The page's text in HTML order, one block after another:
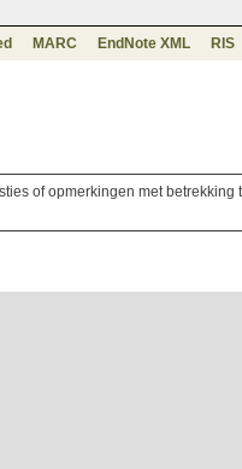
MARC EndNote XML RIS
of opmerkingen met